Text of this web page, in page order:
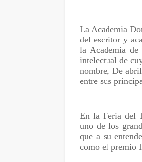
La Academia
del escritor y
la Academia
intelectual de
nombre, De
entre sus
En la Feria del
uno de los
que a su
como el premio